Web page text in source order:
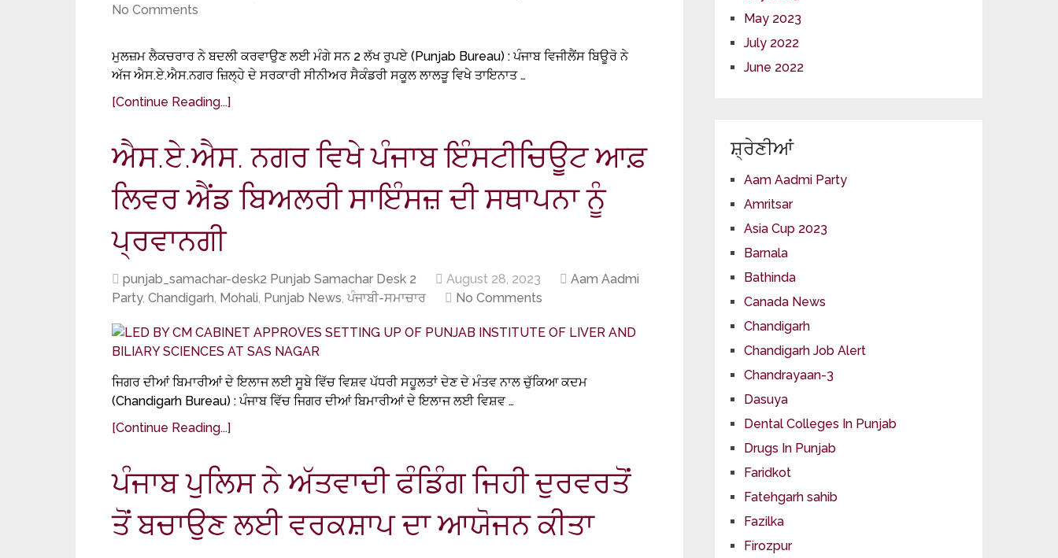
No Comments
ਮੁਲਜ਼ਮ ਲੈਕਚਰਾਰ ਨੇ ਬਦਲੀ ਕਰਵਾਉਣ ਲਈ ਮੰਗੇ ਸਨ 2 ਲੱਖ ਰੁਪਏ (Punjab Bureau) : ਪੰਜਾਬ ਵਿਜੀਲੈਂਸ ਬਿਊਰੋ ਨੇ
ਅੱਜ ਐਸ.ਏ.ਐਸ.ਨਗਰ ਜ਼ਿਲ੍ਹੇ ਦੇ ਸਰਕਾਰੀ ਸੀਨੀਅਰ ਸੈਕੰਡਰੀ ਸਕੂਲ ਲਾਲੜੂ ਵਿਖੇ ਤਾਇਨਾਤ …
[Continue Reading...]
ਐਸ.ਏ.ਐਸ. ਨਗਰ ਵਿਖੇ ਪੰਜਾਬ ਇੰਸਟੀਚਿਊਟ ਆਫ਼
ਲਿਵਰ ਐਂਡ ਬਿਅਲਰੀ ਸਾਇੰਸਜ਼ ਦੀ ਸਥਾਪਨਾ ਨੂੰ
ਪ੍ਰਵਾਨਗੀ
punjab_samachar-desk2 Punjab Samachar Desk 2 August 28, 2023
Aam Aadmi
Party, Chandigarh, Mohali, Punjab News, ਪੰਜਾਬੀ-ਸਮਾਚਾਰ No Comments
ਜਿਗਰ ਦੀਆਂ ਬਿਮਾਰੀਆਂ ਦੇ ਇਲਾਜ ਲਈ ਸੂਬੇ ਵਿੱਚ ਵਿਸ਼ਵ ਪੱਧਰੀ ਸਹੂਲਤਾਂ ਦੇਣ ਦੇ ਮੰਤਵ ਨਾਲ ਚੁੱਕਿਆ ਕਦਮ
(Chandigarh Bureau) : ਪੰਜਾਬ ਵਿੱਚ ਜਿਗਰ ਦੀਆਂ ਬਿਮਾਰੀਆਂ ਦੇ ਇਲਾਜ ਲਈ ਵਿਸ਼ਵ …
[Continue Reading...]
ਪੰਜਾਬ ਪੁਲਿਸ ਨੇ ਅੱਤਵਾਦੀ ਫੰਡਿੰਗ ਜਿਹੀ ਦੁਰਵਰਤੋਂ
ਤੋਂ ਬਚਾਉਣ ਲਈ ਵਰਕਸ਼ਾਪ ਦਾ ਆਯੋਜਨ ਕੀਤਾ
May 2023
July 2022
June 2022
ਸ਼੍ਰੇਣੀਆਂ
Aam Aadmi Party
Amritsar
Asia Cup 2023
Barnala
Bathinda
Canada News
Chandigarh
Chandigarh Job Alert
Chandrayaan-3
Dasuya
Dental Colleges In Punjab
Drugs In Punjab
Faridkot
Fatehgarh sahib
Fazilka
Firozpur